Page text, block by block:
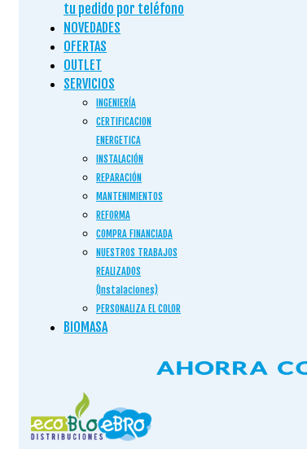
tu pedido por teléfono
NOVEDADES
OFERTAS
OUTLET
SERVICIOS
INGENIERÍA
CERTIFICACION
ENERGETICA
INSTALACIÓN
REPARACIÓN
MANTENIMIENTOS
REFORMA
COMPRA FINANCIADA
NUESTROS TRABAJOS
REALIZADOS
(Instalaciones)
PERSONALIZA EL COLOR
BIOMASA